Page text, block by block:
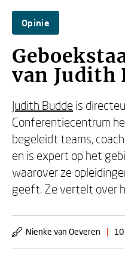
Opinie
van Judith
Judith Budde is
Conferentiecentrum
begeleidt teams,
en is expert op het
waarover ze
geeft. Ze vertelt over
Nienke van Oeveren |